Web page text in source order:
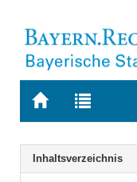
Zur
Zur
letzten
Suche
Inhaltsverzeichnis